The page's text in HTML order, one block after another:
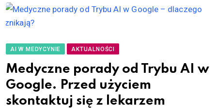
AI W MEDYCYNIE AKTUALNOŚCI
Medyczne porady od Trybu AI w
Google. Przed użyciem
skontaktuj się z lekarzem